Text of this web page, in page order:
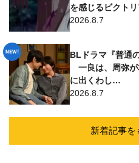
を感じるビクト
2026.8.7
BLドラマ『普通
一良は、周弥が
に出くわし…
2026.8.7
新着記事を